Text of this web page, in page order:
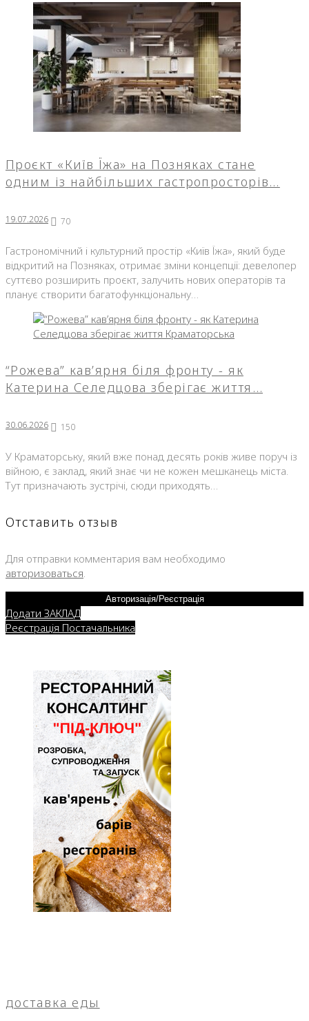
Проєкт «Київ Їжа» на Позняках стане
одним із найбільших гастропросторів…
19.07.2026 70
Гастрономічний і культурний простір «Київ Їжа», який буде
відкритий на Позняках, отримає зміни концепції: девелопер
суттєво розширить проєкт, залучить нових операторів та
планує створити багатофункціональну…
“Рожева” кав’ярня біля фронту - як
Катерина Селедцова зберігає життя…
30.06.2026 150
У Краматорську, який вже понад десять років живе поруч із
війною, є заклад, який знає чи не кожен мешканець міста.
Тут призначають зустрічі, сюди приходять…
Отставить отзыв
Для отправки комментария вам необходимо
авторизоваться
Авторизація/Реєстрація
Додати ЗАКЛАД
Реєстрація Постачальника
доставка еды